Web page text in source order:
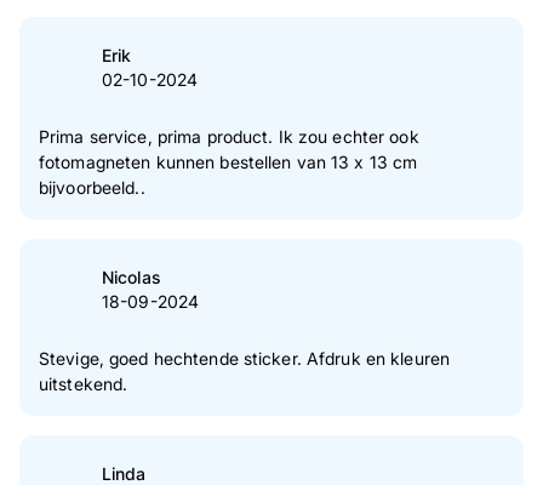
Erik
02-10-2024
Prima service, prima product. Ik zou echter ook
fotomagneten kunnen bestellen van 13 x 13 cm
bijvoorbeeld..
Nicolas
18-09-2024
Stevige, goed hechtende sticker. Afdruk en kleuren
uitstekend.
Linda